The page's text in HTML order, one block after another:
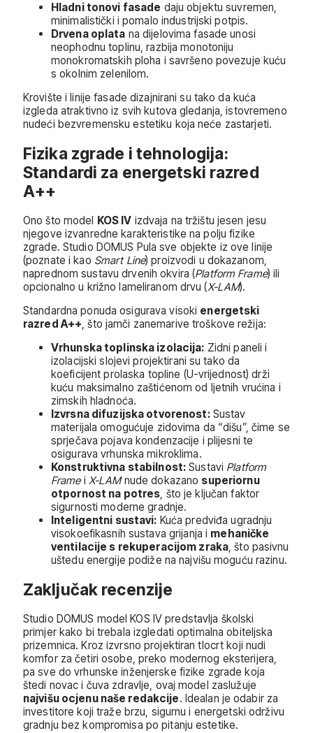
Hladni tonovi fasade daju objektu suvremen,
minimalistički i pomalo industrijski potpis.
Drvena oplata na dijelovima fasade unosi
neophodnu toplinu, razbija monotoniju
monokromatskih ploha i savršeno povezuje kuću
s okolnim zelenilom.
Krovište i linije fasade dizajnirani su tako da kuća
izgleda atraktivno iz svih kutova gledanja, istovremeno
nudeći bezvremensku estetiku koja neće zastarjeti.
Fizika zgrade i tehnologija:
Standardi za energetski razred
A++
Ono što model KOS IV izdvaja na tržištu jesen jesu
njegove izvanredne karakteristike na polju fizike
zgrade. Studio DOMUS Pula sve objekte iz ove linije
(poznate i kao Smart Line) proizvodi u dokazanom,
naprednom sustavu drvenih okvira (Platform Frame) ili
opcionalno u križno lameliranom drvu (X-LAM).
Standardna ponuda osigurava visoki energetski
razred A++, što jamči zanemarive troškove režija:
Vrhunska toplinska izolacija: Zidni paneli i
izolacijski slojevi projektirani su tako da
koeficijent prolaska topline (U-vrijednost) drži
kuću maksimalno zaštićenom od ljetnih vrućina i
zimskih hladnoća.
Izvrsna difuzijska otvorenost:Sustav
materijala omogućuje zidovima da “dišu”, čime se
sprječava pojava kondenzacije i plijesni te
osigurava vrhunska mikroklima.
Konstruktivna stabilnost: Sustavi Platform
Framei X-LAMnude dokazano superiornu
otpornost na potres, što je ključan faktor
sigurnosti moderne gradnje.
Inteligentni sustavi: Kuća predviđa ugradnju
visokoefikasnih sustava grijanja i mehaničke
ventilacije s rekuperacijom zraka, što pasivnu
uštedu energije podiže na najvišu moguću razinu.
Zaključak recenzije
Studio DOMUS model KOS IV predstavlja školski
primjer kako bi trebala izgledati optimalna obiteljska
prizemnica. Kroz izvrsno projektiran tlocrt koji nudi
komfor za četiri osobe, preko modernog eksterijera,
pa sve do vrhunske inženjerske fizike zgrade koja
štedi novac i čuva zdravlje, ovaj model zaslužuje
najvišu ocjenu naše redakcije. Idealan je odabir za
investitore koji traže brzu, sigurnu i energetski održivu
gradnju bez kompromisa po pitanju estetike.